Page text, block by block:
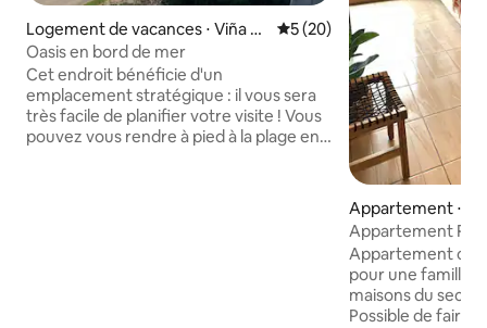
Logement de vacances ⋅ Viña d
el Mar
Évaluation moyenne sur la
5 (20)
Oasis en bord de mer
Cet endroit bénéficie d'un
emplacement stratégique : il vous sera
très facile de planifier votre visite ! Vous
pouvez vous rendre à pied à la plage en
Appartement ⋅
Appartement
maisons de la
Appartement
pour une famille
maisons du
Possible de faire